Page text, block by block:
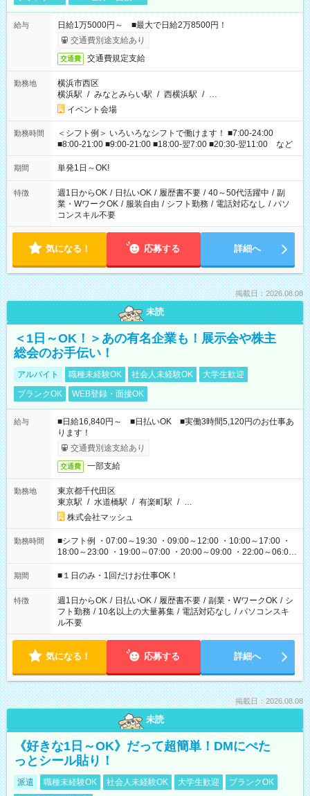
給与
日給1万5000円～ ■最大で日給2万8500円！
交通費別途支給あり
交通費 交通費規定支給
勤務地
横浜市西区
横浜駅 / みなとみらい駅 / 西横浜駅 / …
イベント会場
勤務時間
＜シフト例＞ いろいろなシフトで働けます！ ■7:00-24:00
■8:00-21:00 ■9:00-21:00 ■18:00-翌7:00 ■20:30-翌11:00 など
期間 単発1日～OK!
特徴 週1日からOK / 日払いOK / 履歴書不要 / 40～50代活躍中 / 副
業・WワークOK / 服装自由 / シフト勤務 / 電話対応なし / パソ
コンスキル不要
気になる！ 応募する 詳細へ
掲載日：2026.08.08
未読
＜1日～OK！＞あの有名企業も！展示会や株主
総会のお手伝い！
アルバイト 職種未経験OK 社会人未経験OK
大学生歓迎
ブランクOK
WEB登録・面接OK
給与
■日給16,840円～ ■日払いOK ■実働3時間5,120円のお仕事あ
ります！
交通費別途支給あり
交通費 一部支給
勤務地
東京都千代田区
東京駅 / 水道橋駅 / 有楽町駅 / …
株式会社マッシュ
勤務時間
■シフト例 ・07:00～19:30 ・09:00～12:00 ・10:00～17:00 ・
18:00～23:00 ・19:00～07:00 ・20:00～09:00 ・22:00～06:00
etc ★最短で3時間で5,120円のお仕事から 15時間で2万円近く稼
げるお仕事も！ ご希望のお時間に合わせてご紹介！ ※シフトは
ください！
期間 ■１日のみ・1回だけお仕事OK！
特徴 週1日からOK / 日払いOK / 履歴書不要 / 副業・WワークOK / シ
フト勤務 / 10名以上の大量募集 / 電話対応なし / パソコンスキ
ル不要
気になる！ 応募する 詳細へ
掲載日：2026.08.08
未読
《好きな1日～OK》だって超簡単！DMにぺた
っとシール貼り！
派遣 職種未経験OK 社会人未経験OK 大学生歓迎
ブランクOK